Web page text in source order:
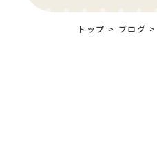
トップ > ブログ >